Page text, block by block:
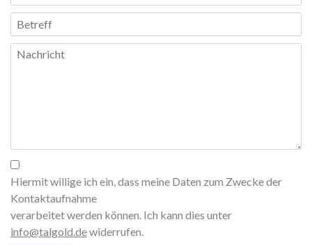
Hiermit willige ich ein, dass meine Daten zum Zwecke der
Kontaktaufnahme
verarbeitet werden können. Ich kann dies unter
info@talgold.dewiderrufen.